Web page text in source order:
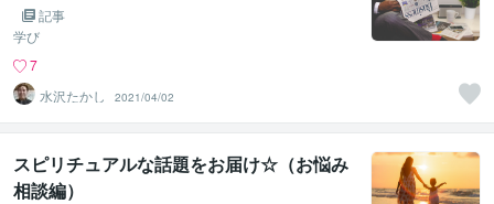
記事
学び
7
水沢たかし
2021/04/02
スピリチュアルな話題をお届け☆（お悩み
相談編）